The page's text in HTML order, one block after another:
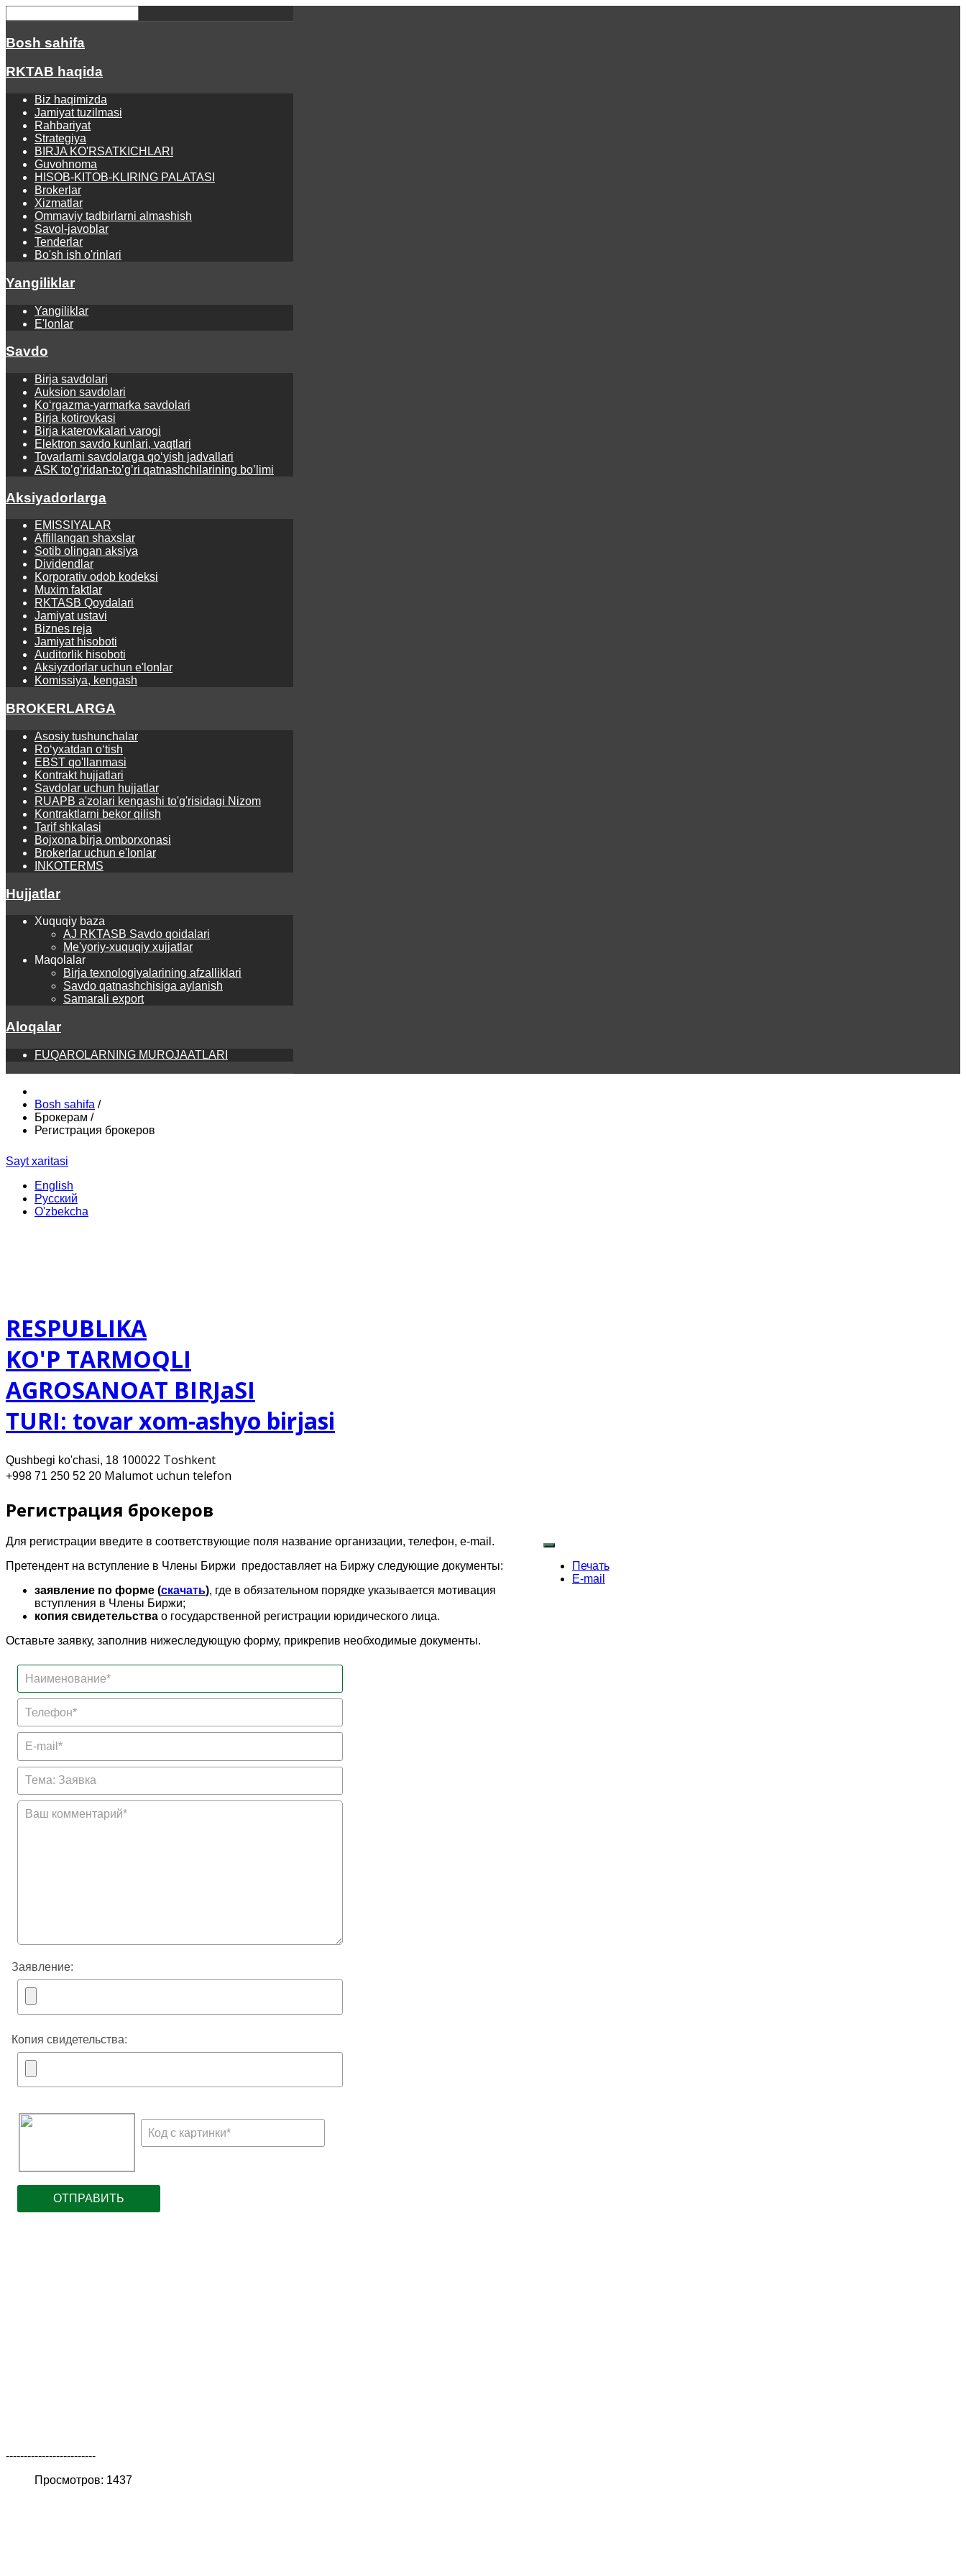
Bosh sahifa
RKTAB haqida
Biz haqimizda
Jamiyat tuzilmasi
Rahbariyat
Strategiya
BIRJA KO'RSATKICHLARI
Guvohnoma
HISOB-KITOB-KLIRING PALATASI
Brokerlar
Xizmatlar
Ommaviy tadbirlarni almashish
Savol-javoblar
Tenderlar
Bo'sh ish o'rinlari
Yangiliklar
Yangiliklar
E'lonlar
Savdo
Birja savdolari
Auksion savdolari
Ko‘rgаzmа-yarmаrkа sаvdolаri
Birja kotirovkasi
Birja katerovkalari varogi
Elektron savdo kunlari, vaqtlari
Tovarlarni savdolarga qo‘yish jadvallari
ASK to’g’ridan-to’g’ri qatnashchilarining bo’limi
Aksiyadorlarga
EMISSIYALAR
Affillangan shaxslar
Sotib olingan aksiya
Dividendlar
Korporativ odob kodeksi
Muxim faktlar
RKTASB Qoydalari
Jamiyat ustavi
Biznes reja
Jamiyat hisoboti
Auditorlik hisoboti
Aksiyzdorlar uchun e'lonlar
Komissiya, kengash
BROKERLARGA
Asosiy tushunchalar
Ro‘yхаtdаn o‘tish
EBST qo'llanmasi
Kontrаkt hujjаtlаri
Savdolar uchun hujjatlar
RUAPB a'zolari kengashi to'g'risidagi Nizom
Kontraktlarni bekor qilish
Tarif shkalasi
Bojxona birja omborxonasi
Brokerlar uchun e'lonlar
INKOTERMS
Hujjatlar
Xuquqiy baza
AJ RKTASB Savdo qoidalari
Me'yoriy-xuquqiy xujjatlar
Maqolalar
Birja texnologiyalarining afzalliklari
Savdo qatnashchisiga aylanish
Samarali export
Aloqalar
FUQAROLARNING MUROJAATLARI
Bosh sahifa /
Брокерам /
Регистрация брокеров
Sayt xaritasi
English
Русский
O'zbekcha
RESPUBLIKA
KO'P TARMOQLI
AGROSANOAT BIRJaSI
TURI: tovar xom-ashyo birjasi
Qushbegi ko'chasi, 18 100022 Toshkent
+998 71 250 52 20 Malumot uchun telefon
Регистрация брокеров
Печать
E-mail
Для регистрации введите в соответствующие поля название организации, телефон, e-mail.
Претендент на вступление в Члены Биржи предоставляет на Биржу следующие документы:
заявление по форме (скачать), где в обязательном порядке указывается мотивация
вступления в Члены Биржи;
копия свидетельства о государственной регистрации юридического лица.
Оставьте заявку, заполнив нижеследующую форму, прикрепив необходимые документы.
-------------------------
Просмотров: 1437